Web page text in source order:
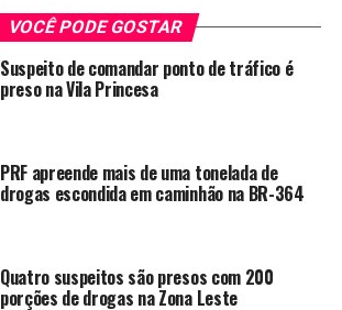
VOCÊ PODE GOSTAR
Suspeito de comandar ponto de tráfico é
preso na Vila Princesa
PRF apreende mais de uma tonelada de
drogas escondida em caminhão na BR-364
Quatro suspeitos são presos com 200
porções de drogas na Zona Leste